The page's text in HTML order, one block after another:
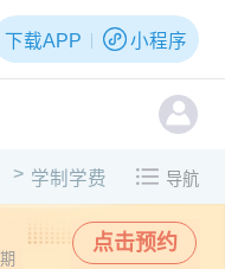
下载APP 小程序
> 学制学费 导航
点击预约